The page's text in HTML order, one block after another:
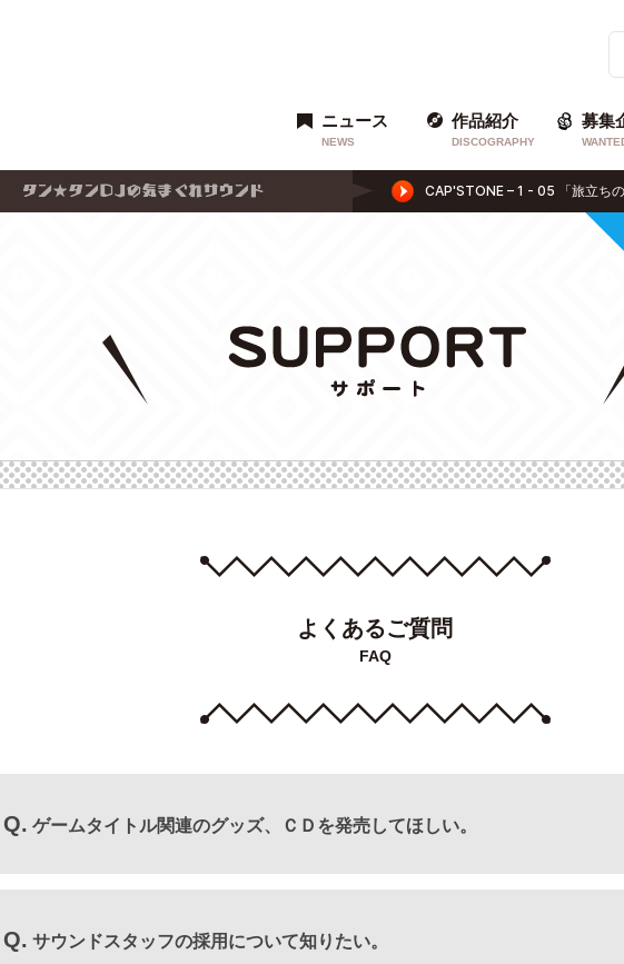
ニュース
NEWS
作品紹介
DISCOGRAPHY
募集
よくあるご質問
FAQ
Q. ゲームタイトル関連のグッズ、ＣＤを発売してほしい。
ゲーム関連商品のご要望につきましては、弊社の公式HPの以下のページより
→株式会社カプコン : サポート
Q. サウンドスタッフの採用について知りたい。